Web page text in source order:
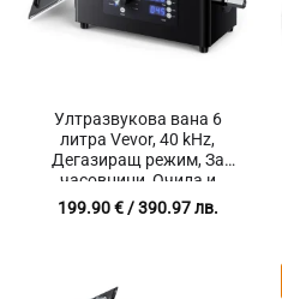
Ултразвукова вана 6
литра Vevor, 40 kHz,
Дегазиращ режим, За
часовници, Очила и
Лабораторни инструменти
199.90€/ 390.97 лв.